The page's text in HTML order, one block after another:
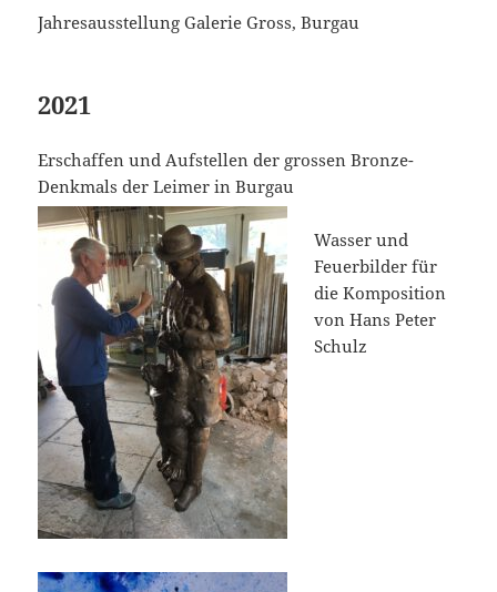
Jahresausstellung Galerie Gross, Burgau
2021
Erschaffen und Aufstellen der grossen Bronze-
Denkmals der Leimer in Burgau
Wasser und
Feuerbilder für
die Komposition
von Hans Peter
Schulz